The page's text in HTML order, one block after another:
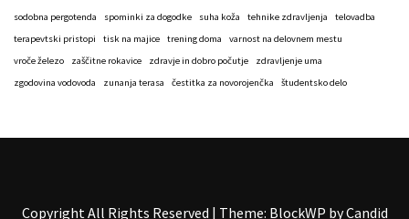
sodobna pergotenda spominki za dogodke suha koža tehnike zdravljenja
telovadba
terapevtski pristopi
tisk na majice trening doma
varnost na delovnem mestu
vroče železo
zaščitne rokavice zdravje in dobro počutje
zdravljenje uma
zgodovina vodovoda
zunanja terasa čestitka za novorojenčka študentsko delo
Copyright All Rights Reserved | Theme: BlockWP byCandid